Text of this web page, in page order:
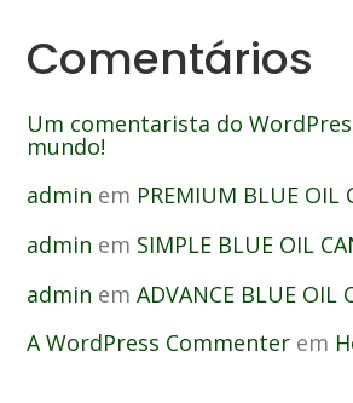
Comentários
Um comentarista do
mundo!
admin em PREMIUM BLUE OIL
admin em SIMPLE BLUE OIL
admin emADVANCE BLUE OIL
A WordPress Commenter em